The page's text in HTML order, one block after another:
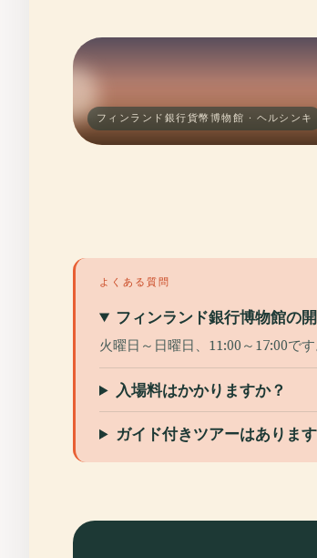
フィンランド銀行貨幣博物館 · ヘルシンキ
よくある質問
フィンランド銀行博物館の
火曜日～日曜日、11:00～17:00で
入場料はかかりますか？
ガイド付きツアーはありま